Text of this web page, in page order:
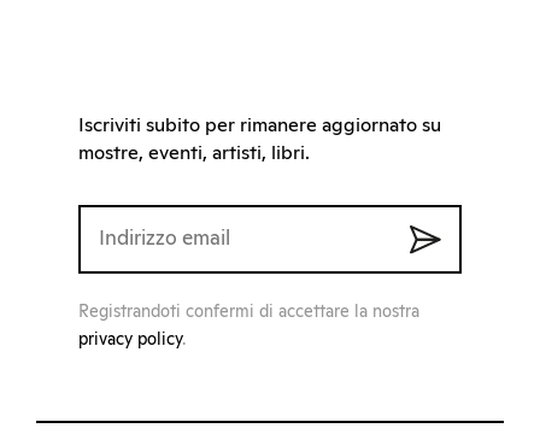
Iscriviti subito per rimanere aggiornato su
mostre, eventi, artisti, libri.
Registrandoti confermi di accettare la nostra
privacy policy.